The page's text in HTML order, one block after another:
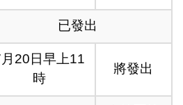
已發出
20日早上11
時
將發出